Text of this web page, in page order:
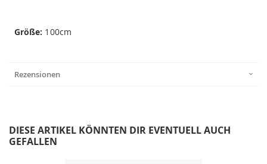
Größe: 100cm
Rezensionen
DIESE ARTIKEL KÖNNTEN DIR EVENTUELL AUCH
GEFALLEN